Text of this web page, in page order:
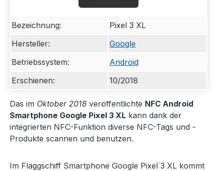
Bezeichnung:
Pixel 3 XL
Hersteller:
Google
Betriebssystem:
Android
Erschienen:
10/2018
Das im Oktober 2018 veröffentlichte NFC Android
Smartphone Google Pixel 3 XL kann dank der
integrierten NFC-Funktion diverse NFC-Tags und -
Produkte scannen und benutzen.
Im Flaggschiff Smartphone Google Pixel 3 XL kommt